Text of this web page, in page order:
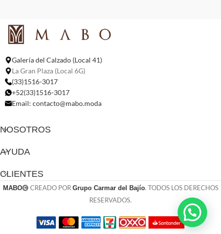
Galería del Calzado (Local 41)
La Gran Plaza (Local 6G)
(33)1516-3017
+52(33)1516-3017
Email: contacto@mabo.moda
NOSOTROS
AYUDA
CLIENTES
MABO CREADO POR Grupo Carmar del Bajío. TODOS LOS DERECHOS
RESERVADOS.